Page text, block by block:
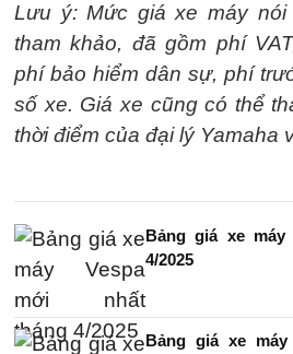
Lưu ý: Mức giá xe máy nói
tham khảo, đã gồm phí
phí bảo hiểm dân sự, phí
số xe. Giá xe cũng có thể
thời điểm của đại lý Yamaha
Bảng giá xe
4/2025
Bảng giá xe